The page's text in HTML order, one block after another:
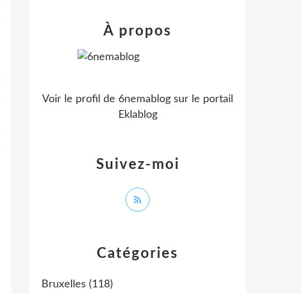
Catégories
Bruxelles (118)
Suivez-moi
À propos
Voir le profil de 6nemablog sur le portail
Eklablog